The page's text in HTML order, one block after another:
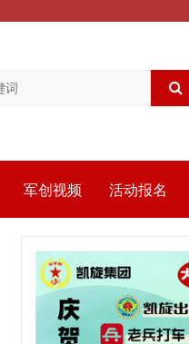
军创视频 活动报名